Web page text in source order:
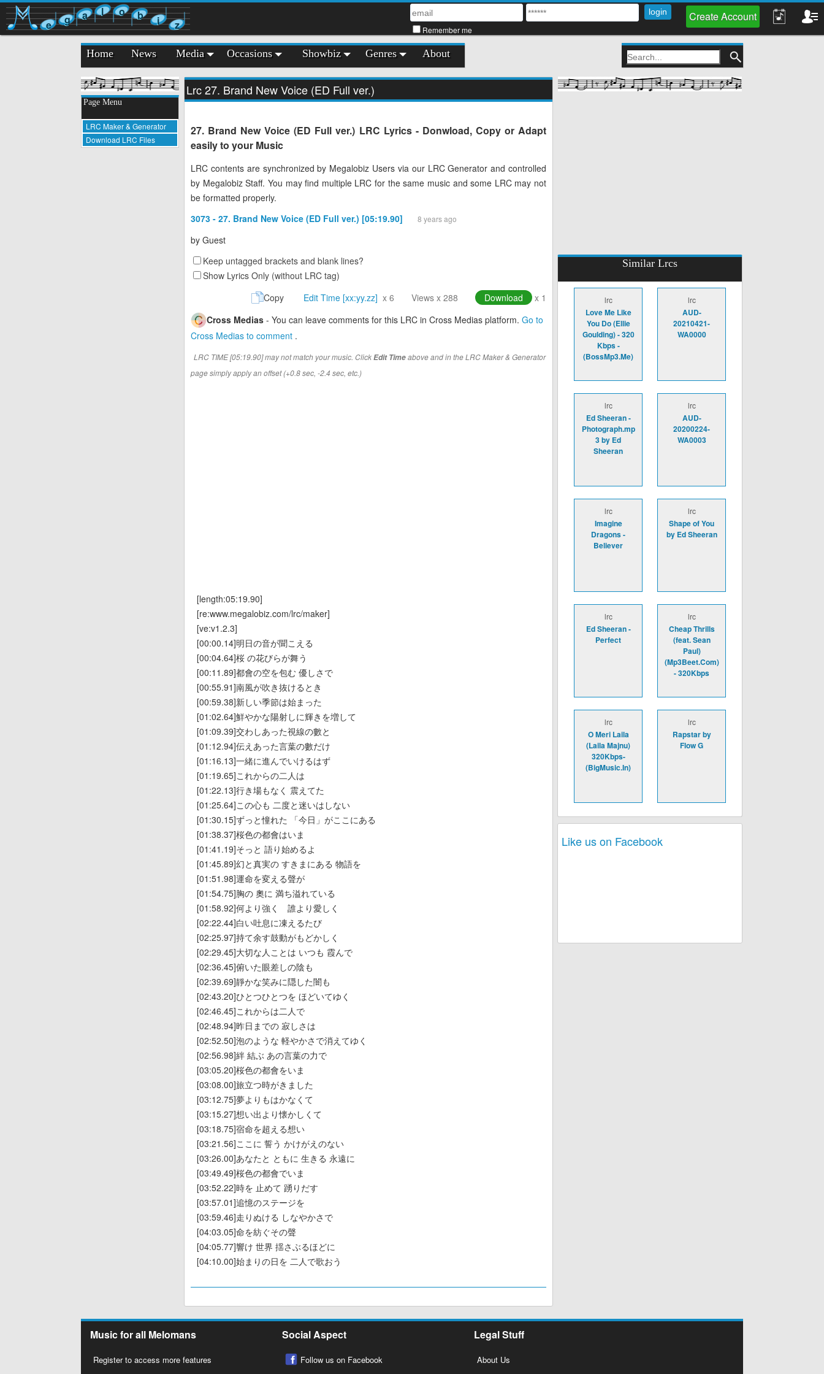
e g a l o b i z Remember me
Create Account
Home News Media Occasions Showbiz Genres About
Page Menu
LRC Maker & Generator
Download LRC Files
Lrc 27. Brand New Voice (ED Full ver.)
27. Brand New Voice (ED Full ver.) LRC Lyrics - Donwload, Copy or Adapt
easily to your Music
LRC contents are synchronized by Megalobiz Users via our LRC Generator and controlled
by Megalobiz Staff. You may find multiple LRC for the same music and some LRC may not
be formatted properly.
3073 - 27. Brand New Voice (ED Full ver.) [05:19.90]
8 years ago
by Guest
Keep untagged brackets and blank lines?
Show Lyrics Only (without LRC tag)
Copy
Edit Time [xx:yy.zz] x 6 Views x 288 Download
x 1
Cross Medias - You can leave comments for this LRC in Cross Medias platform. Go to
Cross Medias to comment .
LRC TIME [05:19.90] may not match your music. ClickEdit Timeabove and in the LRC Maker & Generator
page simply apply an offset (+0.8 sec, -2.4 sec, etc.)
[length:05:19.90]
[re:www.megalobiz.com/lrc/maker]
[ve:v1.2.3]
[00:00.14]明日の音が聞こえる
[00:04.64]桜 の花びらが舞う
[00:11.89]都會の空を包む 優しさで
[00:55.91]南風が吹き抜けるとき
[00:59.38]新しい季節は始まった
[01:02.64]鮮やかな陽射しに輝きを増して
[01:09.39]交わしあった視線の數と
[01:12.94]伝えあった言葉の數だけ
[01:16.13]一緒に進んでいけるはず
[01:19.65]これからの二人は
[01:22.13]行き場もなく 震えてた
[01:25.64]この心も 二度と迷いはしない
[01:30.15]ずっと憧れた 「今日」がここにある
[01:38.37]桜色の都會はいま
[01:41.19]そっと 語り始めるよ
[01:45.89]幻と真実の すきまにある 物語を
[01:51.98]運命を変える聲が
[01:54.75]胸の 奧に 満ち溢れている
[01:58.92]何より強く 誰より愛しく
[02:22.44]白い吐息に凍えるたび
[02:25.97]持て余す鼓動がもどかしく
[02:29.45]大切な人ことは いつも 霞んで
[02:36.45]俯いた眼差しの陰も
[02:39.69]靜かな笑みに隠した闇も
[02:43.20]ひとつひとつを ほどいてゆく
[02:46.45]これからは二人で
[02:48.94]昨日までの 寂しさは
[02:52.50]泡のような 軽やかさで消えてゆく
[02:56.98]絆 結ぶ あの言葉の力で
[03:05.20]桜色の都會をいま
[03:08.00]旅立つ時がきました
[03:12.75]夢よりもはかなくて
[03:15.27]想い出より懐かしくて
[03:18.75]宿命を超える想い
[03:21.56]ここに 誓う かけがえのない
[03:26.00]あなたと ともに 生きる 永遠に
[03:49.49]桜色の都會でいま
[03:52.22]時を 止めて 踴りだす
[03:57.01]追憶のステージを
[03:59.46]走りぬける しなやかさで
[04:03.05]命を紡ぐその聲
[04:05.77]響け 世界 揺さぶるほどに
[04:10.00]始まりの日を 二人で歌おう
Similar Lrcs
lrc
Love Me Like
You Do (Ellie
Goulding) - 320
Kbps -
(BossMp3.Me)
lrc
AUD-
20210421-
WA0000
lrc
Ed Sheeran -
Photograph.mp
3 by Ed
Sheeran
lrc
AUD-
20200224-
WA0003
lrc
Imagine
Dragons -
Believer
lrc
Shape of You
by Ed Sheeran
lrc
Ed Sheeran -
Perfect
lrc
Cheap Thrills
(feat. Sean
Paul)
(Mp3Beet.Com)
- 320Kbps
lrc
O Meri Laila
(Laila Majnu)
320Kbps-
(BigMusic.In)
lrc
Rapstar by
Flow G
Like us on Facebook
Music for all Melomans
Register to access more features
Social Aspect
Follow us on Facebook
Legal Stuff
About Us